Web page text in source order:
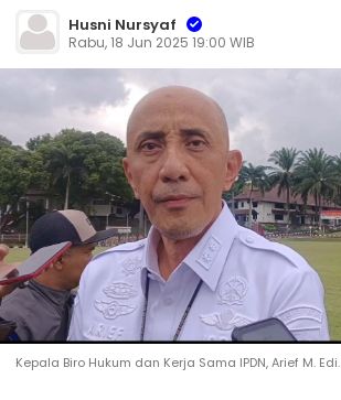
Husni Nursyaf
Rabu, 18 Jun 2025 19:00 WIB
Kepala Biro Hukum dan Kerja Sama IPDN, Arief M. Edi.